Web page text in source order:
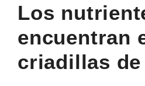
Los
encuentran
criadillas